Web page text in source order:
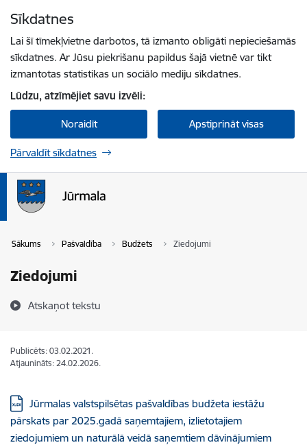
Sīkdatnes
Lai šī tīmekļvietne darbotos, tā izmanto obligāti nepieciešamās
sīkdatnes. Ar Jūsu piekrišanu papildus šajā vietnē var tikt
izmantotas statistikas un sociālo mediju sīkdatnes.
Lūdzu, atzīmējiet savu izvēli:
Noraidīt Apstiprināt visas
Pārvaldīt sīkdatnes
Sākums Pašvaldība Budžets Ziedojumi
Ziedojumi
Atskaņot tekstu
Publicēts: 03.02.2021.
Atjaunināts: 24.02.2026.
Lejupielādēt:
Jūrmalas valstspilsētas pašvaldības budžeta iestāžu
pārskats par 2025.gadā saņemtajiem, izlietotajiem
ziedojumiem un naturālā veidā saņemtiem dāvinājumiem